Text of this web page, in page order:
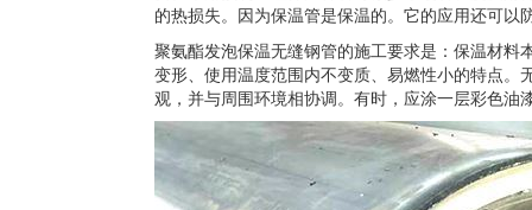
的热损失。因为保温管是保温的。它的应用还可以
聚氨酯发泡保温无缝钢管的施工要求是：保温材
变形、使用温度范围内不变质、易燃性小的特点
观，并与周围环境相协调。有时，应涂一层彩色油